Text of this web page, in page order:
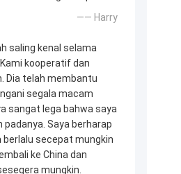
—— Harry
saling kenal selama
kooperatif dan
Dia telah membantu
segala macam
sangat lega bahwa saya
Saya berharap
berlalu secepat mungkin
ke China dan
mungkin.